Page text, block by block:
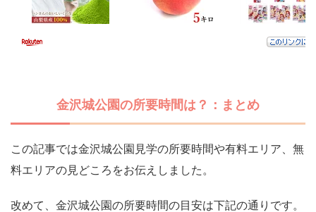
金沢城公園の所要時間は？：まとめ
この記事では金沢城公園見学の所要時間や有料エリア、無
料エリアの見どころをお伝えしました。
改めて、金沢城公園の所要時間の目安は下記の通りです。